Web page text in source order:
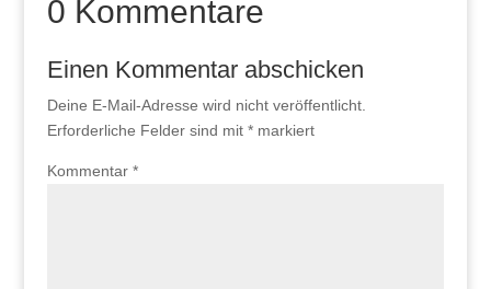
0 Kommentare
Einen Kommentar abschicken
Deine E-Mail-Adresse wird nicht veröffentlicht.
Erforderliche Felder sind mit *markiert
Kommentar *